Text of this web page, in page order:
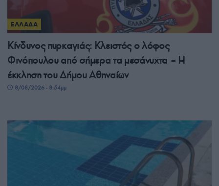
ΕΛΛΑΔΑ
Κίνδυνος πυρκαγιάς: Κλειστός ο λόφος
Φινόπουλου από σήμερα τα μεσάνυχτα – Η
έκκληση του Δήμου Αθηναίων
8/08/2026 - 8:54μμ